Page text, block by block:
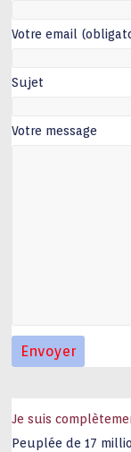
Votre email
Sujet
Votre message
Je suis
Peuplée de 17